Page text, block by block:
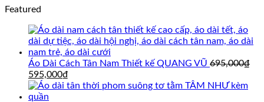
Featured
Áo Dài Cách Tân Nam Thiết kế QUANG VŨ 695,000₫
Giá
gốc
là:
595,000₫
hiện